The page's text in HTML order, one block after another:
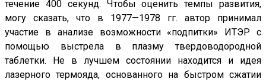
течение 400 секунд. Чтобы оценить темпы развития,
могу сказать, что в 1977—1978 гг. автор принимал
участие в анализе возможности «подпитки» ИТЭР с
помощью выстрела в плазму твердоводородной
таблетки. Не в лучшем состоянии находится и идея
лазерного термояда, основанного на быстром сжатии